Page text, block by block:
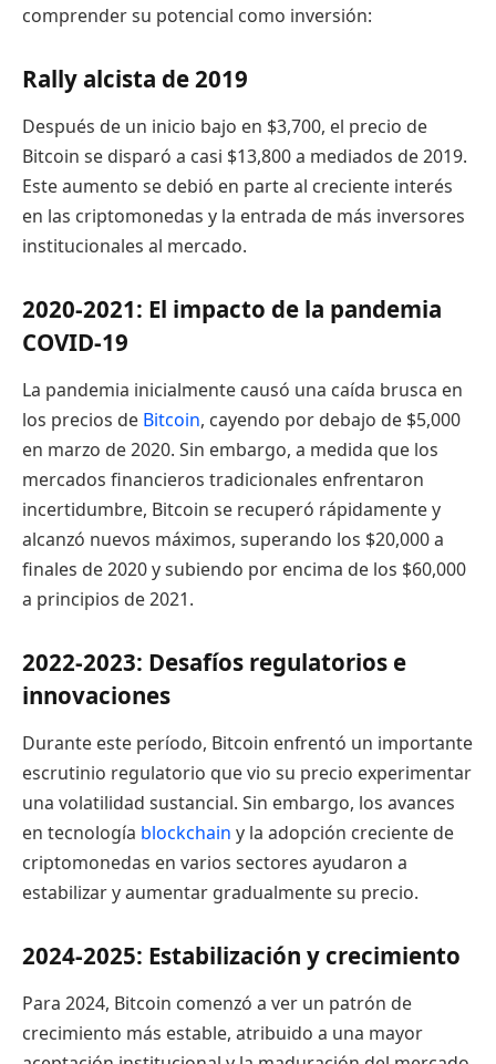
comprender su potencial como inversión:
Rally alcista de 2019
Después de un inicio bajo en $3,700, el precio de
Bitcoin se disparó a casi $13,800 a mediados de 2019.
Este aumento se debió en parte al creciente interés
en las criptomonedas y la entrada de más inversores
institucionales al mercado.
2020-2021: El impacto de la pandemia
COVID-19
La pandemia inicialmente causó una caída brusca en
los precios de Bitcoin, cayendo por debajo de $5,000
en marzo de 2020. Sin embargo, a medida que los
mercados financieros tradicionales enfrentaron
incertidumbre, Bitcoin se recuperó rápidamente y
alcanzó nuevos máximos, superando los $20,000 a
finales de 2020 y subiendo por encima de los $60,000
a principios de 2021.
2022-2023: Desafíos regulatorios e
innovaciones
Durante este período, Bitcoin enfrentó un importante
escrutinio regulatorio que vio su precio experimentar
una volatilidad sustancial. Sin embargo, los avances
en tecnología blockchain y la adopción creciente de
criptomonedas en varios sectores ayudaron a
estabilizar y aumentar gradualmente su precio.
2024-2025: Estabilización y crecimiento
Para 2024, Bitcoin comenzó a ver un patrón de
crecimiento más estable, atribuido a una mayor